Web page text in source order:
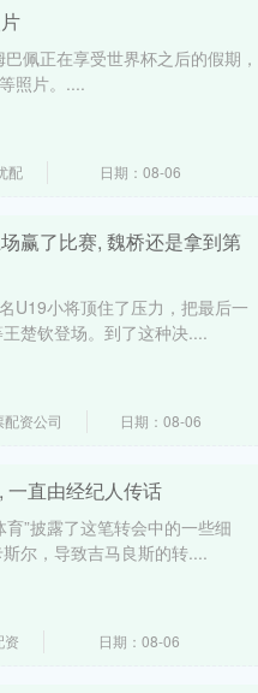
佩正在享受世界杯之后的假期，
照片。....
配 日期：08-06
赢了比赛, 魏桥还是拿到第
U19小将顶住了压力，把最后一
楚钦登场。到了这种决....
资公司 日期：08-06
一直由经纪人传话
”披露了这笔转会中的一些细
尔，导致吉马良斯的转....
资 日期：08-06